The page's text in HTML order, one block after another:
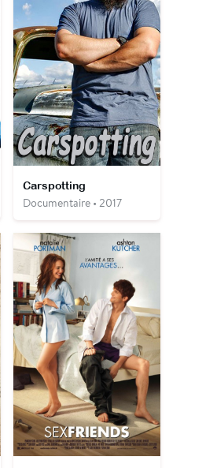
Carspotting
Documentaire • 2017